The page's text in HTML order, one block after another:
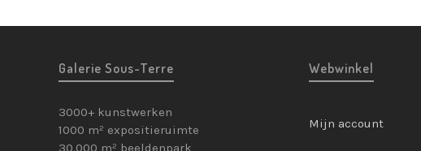
Galerie Sous-Terre
3000+ kunstwerken
1000 m² expositieruimte
30.000 m² beeldenpark
Webwinkel
Mijn account